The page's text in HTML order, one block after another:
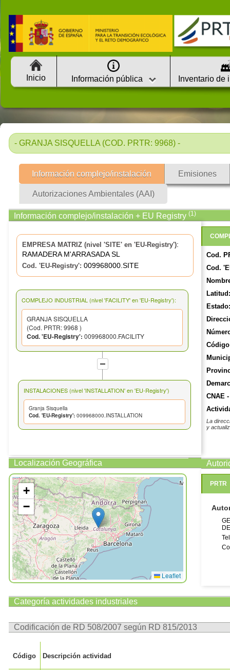
Inicio Información pública Inventario de
- GRANJA SISQUELLA (COD. PRTR: 9968) -
Información complejo/instalación Emisiones
Autorizaciones Ambientales (AAI)
Información complejo/instalación + EU Registry (1)
EMPRESA MATRIZ (nivel 'SITE' en 'EU-Registry'):
RAMADERA M'ARRASADA SL
Cod. 'EU-Registry': 009968000.SITE
COMPLEJO INDUSTRIAL (nivel 'FACILITY' en 'EU-Registry'):
GRANJA SISQUELLA
(Cod. PRTR: 9968 )
Cod. 'EU-Registry': 009968000.FACILITY
INSTALACIONES (nivel 'INSTALLATION' en 'EU-Registry')
Granja Sisquella
Cod. 'EU-Registry': 009968000.INSTALLATION
Localización Geográfica
+
−
Leaflet
Cod.
Cod.
Latitud:
Estado:
CNAE
La
y
PRTR
Categoría actividades industriales
Codificación de RD 508/2007 según RD 815/2013
Código Descripción actividad